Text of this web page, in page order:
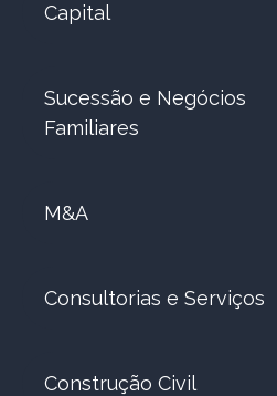
Capital
Sucessão e Negócios
Familiares
M&A
Consultorias e Serviços
Construção Civil